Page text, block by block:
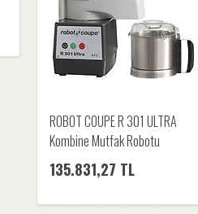
ROBOT COUPE R 301 ULTRA
Kombine Mutfak Robotu
135.831,27 TL